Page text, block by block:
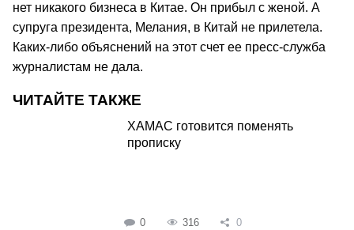
нет никакого бизнеса в Китае. Он прибыл с женой. А
супруга президента, Мелания, в Китай не прилетела.
Каких-либо объяснений на этот счет ее пресс-служба
журналистам не дала.
ЧИТАЙТЕ ТАКЖЕ
ХАМАС готовится поменять
прописку
0 316 0